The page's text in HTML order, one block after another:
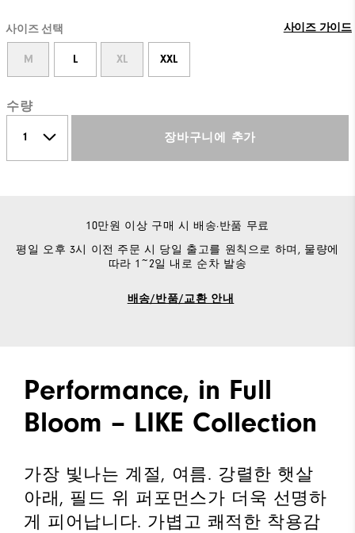
사이즈 선택 사이즈 가이드
M L XL XXL
수량
장바구니에 추가
10만원 이상 구매 시 배송·반품 무료
평일 오후 3시 이전 주문 시 당일 출고를 원칙으로 하며, 물량에
따라 1~2일 내로 순차 발송
배송/반품/교환 안내
Performance, in Full
Bloom – LIKE Collection
가장 빛나는 계절, 여름. 강렬한 햇살
아래, 필드 위 퍼포먼스가 더욱 선명하
게 피어납니다. 가볍고 쾌적한 착용감